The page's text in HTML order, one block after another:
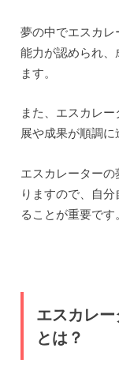
夢の中でエスカ
能力が認められ
ます。
また、エスカレ
展や成果が順調に
エスカレーター
りますので、自
ることが重要です
エスカレ
とは？